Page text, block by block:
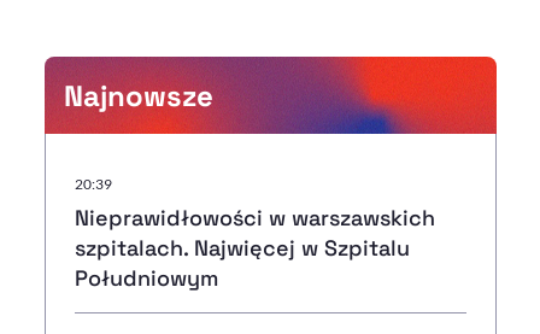
Najnowsze
20:39
Nieprawidłowości w warszawskich
szpitalach. Najwięcej w Szpitalu
Południowym